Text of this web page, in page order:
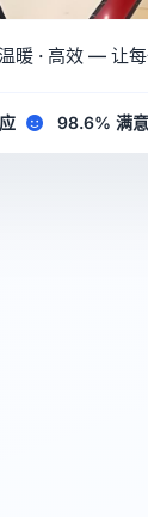
暖 · 高效 — 让
98.6% 满